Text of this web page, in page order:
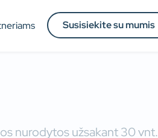
Susisiekite su mumis
nurodytos užsakant 30